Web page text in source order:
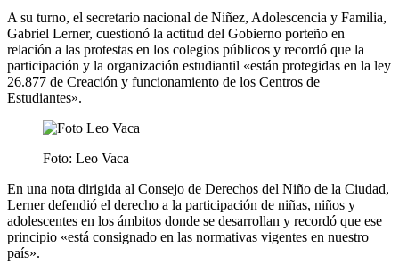
A su turno, el secretario nacional de Niñez, Adolescencia y Familia,
Gabriel Lerner, cuestionó la actitud del Gobierno porteño en
relación a las protestas en los colegios públicos y recordó que la
participación y la organización estudiantil «están protegidas en la ley
26.877 de Creación y funcionamiento de los Centros de
Estudiantes».
Foto: Leo Vaca
En una nota dirigida al Consejo de Derechos del Niño de la Ciudad,
Lerner defendió el derecho a la participación de niñas, niños y
adolescentes en los ámbitos donde se desarrollan y recordó que ese
principio «está consignado en las normativas vigentes en nuestro
país».